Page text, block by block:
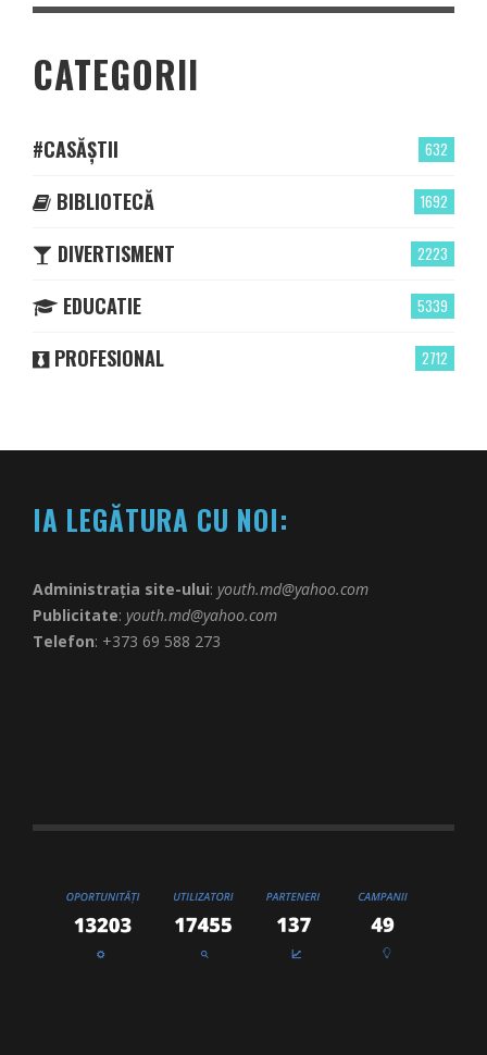
CATEGORII
632
#CASĂȘTII
1692
BIBLIOTECĂ
2223
DIVERTISMENT
5339
EDUCATIE
2712
PROFESIONAL
IA LEGĂTURA CU NOI:
Administrația site-ului: youth.md@yahoo.com
Publicitate: youth.md@yahoo.com
Telefon: +373 69 588 273